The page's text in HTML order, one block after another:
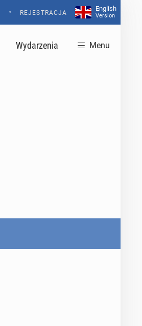
• REJESTRACJA
English
Version
Wydarzenia Menu